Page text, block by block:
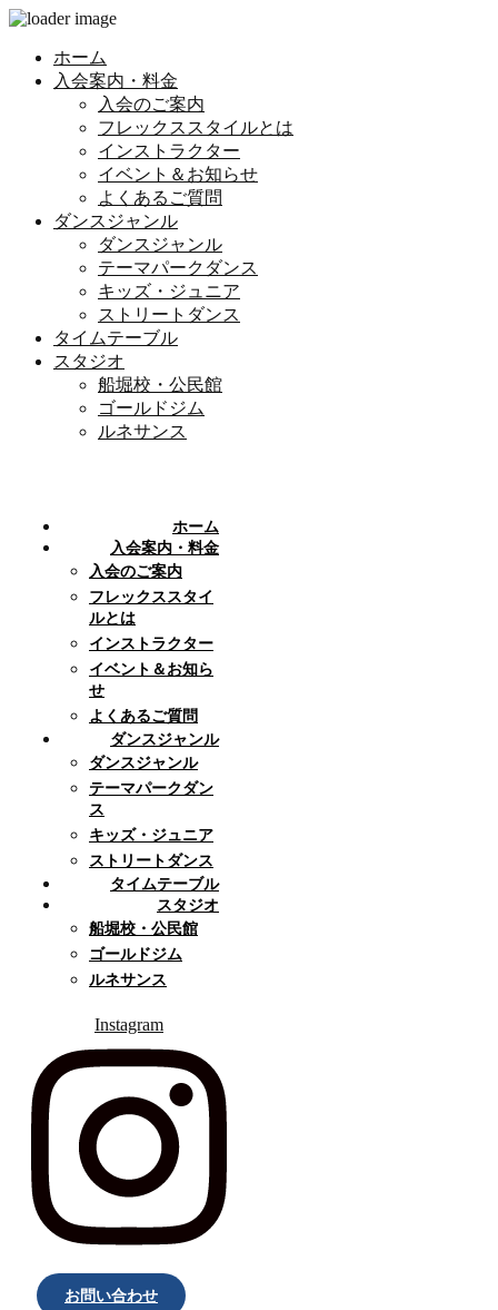
ホーム
入会案内・料金
入会のご案内
フレックススタイルとは
インストラクター
イベント＆お知らせ
よくあるご質問
ダンスジャンル
ダンスジャンル
テーマパークダンス
キッズ・ジュニア
ストリートダンス
タイムテーブル
スタジオ
船堀校・公民館
ゴールドジム
ルネサンス
ホーム
入会案内・料金
入会のご案内
フレックススタイ
ルとは
インストラクター
イベント＆お知ら
せ
よくあるご質問
ダンスジャンル
ダンスジャンル
テーマパークダン
ス
キッズ・ジュニア
ストリートダンス
タイムテーブル
スタジオ
船堀校・公民館
ゴールドジム
ルネサンス
Instagram
お問い合わせ